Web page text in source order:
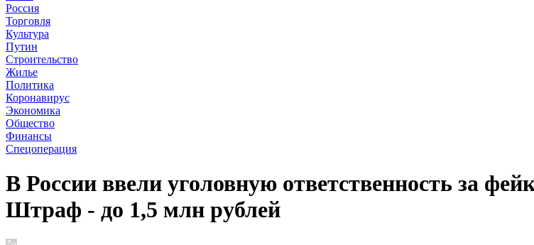
Россия
Торговля
Культура
Путин
Строительство
Жилье
Политика
Коронавирус
Экономика
Общество
Финансы
Спецоперация
В России ввели уголовную ответственность за
Штраф - до 1,5 млн рублей